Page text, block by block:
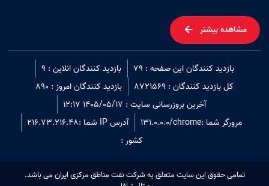
مشاهده بیشتر
بازدید کنندگان این صفحه : 79
بازدید کنندگان انلاین : 9
کل بازدید کنندگان : 8721569
بازدید کنندگان امروز : 890
آخرین بروزرسانی سایت : 1405/05/17 12:17
مرورگر شما :chrome
/
131.0.0.0 آدرس IP شما :
216.73.216.48
کشور :
تمامی حقوق این سایت متعلق به شرکت نفت مناطق مرکزی ایران می باشد.